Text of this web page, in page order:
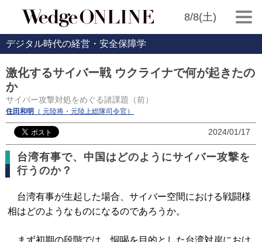
8/8(土)
デジタル時代の経営・安全保障学
激化するサイバー戦 ウクライナで何が起きたの
か
サイバー攻撃対処をめぐる諸課題（前）
住田和明 （ 元陸将・元陸上総隊司令官）
2024/01/17
台湾有事で、中国はどのようにサイバー攻撃を
行うのか？
台湾有事が生起した場合、サイバー空間における戦闘様
相はどのようなものになるのであろうか。
まず初期の段階では、恫喝を目的とした台湾対岸におけ